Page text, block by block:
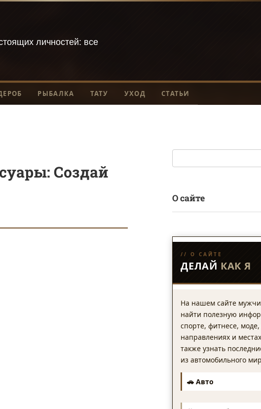
личностей: все
РЫБАЛКА ТАТУ УХОД СТАТЬИ
Создай
О сайте
// О САЙТЕ
ДЕЛАЙ КАК Я
На нашем сайте
найти полезную
спорте, фитнесе,
направлениях и
также узнать
из автомобильного
🚗 Авто